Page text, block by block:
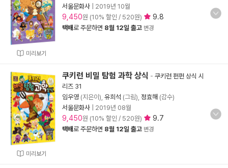
미리보기
서울문화사
2019년 10월
9,450원 (10% 할인 / 520원) 9.8
택배로 주문하면 8월 12일 출고 변경
미리보기
쿠키런 비밀 탐험 과학 상식 - 쿠키런 펀펀 상식 시
리즈 31
임우영 (지은이), 유희석 (그림), 정효해 (감수)
서울문화사
2019년 08월
9,450원 (10% 할인 / 520원) 9.7
택배로 주문하면 8월 12일 출고 변경